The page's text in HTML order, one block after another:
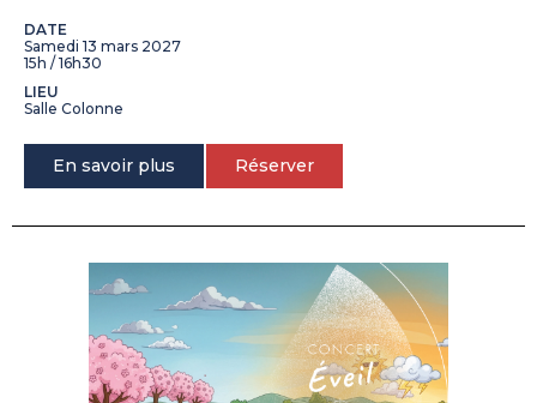
DATE
Samedi 13 mars 2027
15h / 16h30
LIEU
Salle Colonne
En savoir plus Réserver